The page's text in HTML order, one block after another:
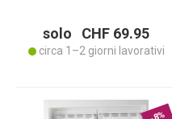
solo CHF 69.95
circa 1–2 giorni lavorativi